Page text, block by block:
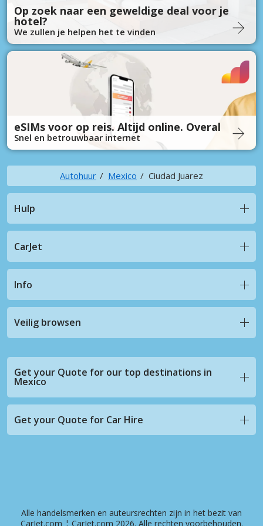
Op zoek naar een geweldige deal voor je
hotel?
We zullen je helpen het te vinden
eSIMs voor op reis. Altijd online. Overal
Snel en betrouwbaar internet
Autohuur Mexico Ciudad Juarez
Hulp
CarJet
Info
Veilig browsen
Get your Quote for our top destinations in
Mexico
Get your Quote for Car Hire
Alle handelsmerken en auteursrechten zijn in het bezit van
CarJet.com ¦ CarJet.com 2026. Alle rechten voorbehouden.